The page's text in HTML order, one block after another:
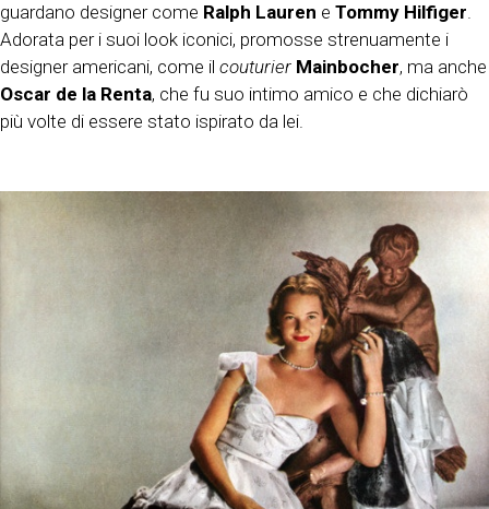
guardano designer come Ralph Lauren e Tommy Hilfiger.
Adorata per i suoi look iconici, promosse strenuamente i
designer americani, come il couturier Mainbocher, ma anche
Oscar de la Renta, che fu suo intimo amico e che dichiarò
più volte di essere stato ispirato da lei.